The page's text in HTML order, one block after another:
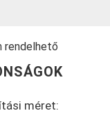
rendelhető
méret: